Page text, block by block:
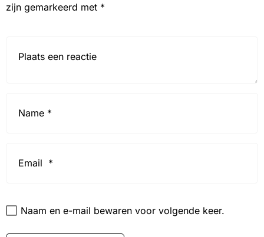
zijn gemarkeerd met *
Naam en e-mail bewaren voor volgende keer.